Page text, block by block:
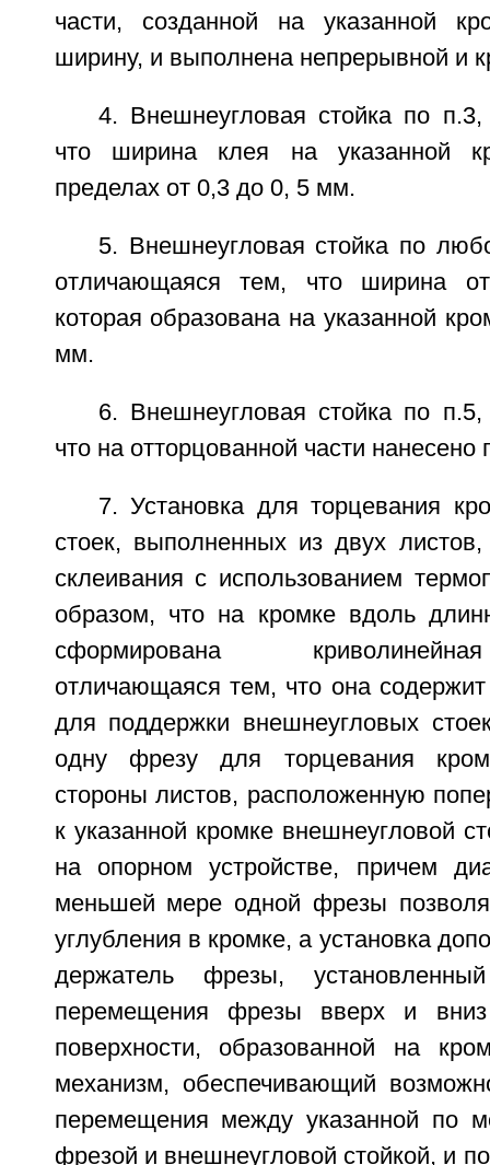
части, созданной на указанной
ширину, и выполнена непрерывной и
4. Внешнеугловая стойка по
что ширина клея на указанной
пределах от 0,3 до 0, 5 мм.
5. Внешнеугловая стойка по
отличающаяся тем, что ширина
которая образована на указанной
мм.
6. Внешнеугловая стойка по
что на отторцованной части нанесено
7. Установка для торцевания
стоек, выполненных из двух
склеивания с использованием
образом, что на кромке вдоль
сформирована
отличающаяся тем, что она содержит
для поддержки внешнеугловых
одну фрезу для торцевания
стороны листов, расположенную
к указанной кромке внешнеугловой
на опорном устройстве, причем
меньшей мере одной фрезы
углубления в кромке, а установка
держатель фрезы,
перемещения фрезы вверх и вниз
поверхности, образованной на
механизм, обеспечивающий
перемещения между указанной по
фрезой и внешнеугловой стойкой, и